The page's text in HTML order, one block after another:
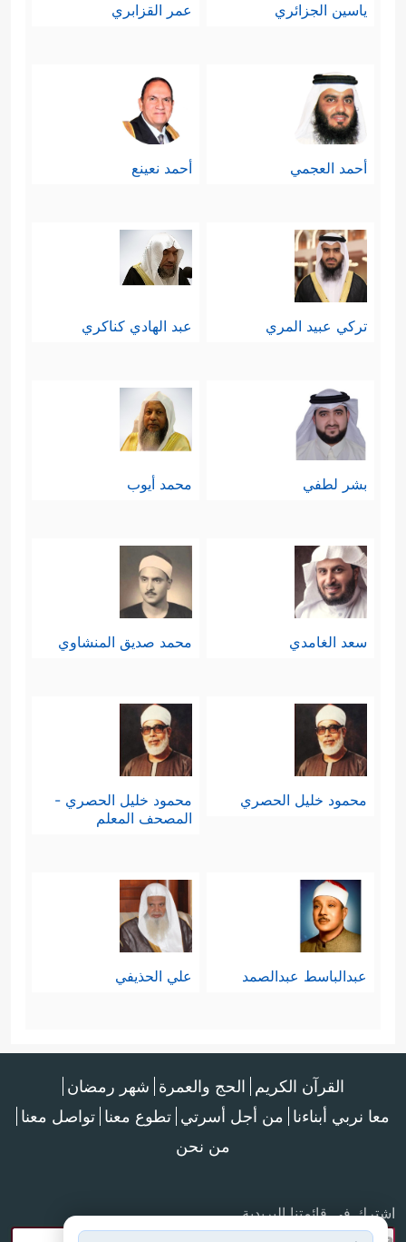
ياسين الجزائري عمر القزابري
أحمد العجمي أحمد نعينع
تركي عبيد المري عبد الهادي كناكري
بشر لطفي محمد أيوب
سعد الغامدي محمد صديق المنشاوي
محمود خليل الحصري
محمود خليل الحصري -
المصحف المعلم
عبدالباسط عبدالصمد علي الحذيفي
القرآن الكريم الحج والعمرة شهر رمضان
معا نربي أبناءنا من أجل أسرتي تطوع معنا تواصل معنا
من نحن
اشترك في قائمتنا البريدية